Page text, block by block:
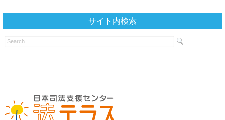
サイト内検索